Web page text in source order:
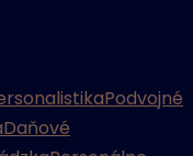
Podvojné
Daňové